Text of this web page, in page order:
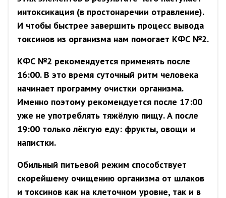
интоксикация (в простонаречии отравление).
И чтобы быстрее завершить процесс вывода
токсинов из организма нам помогает КФС №2.
КФС №2 рекомендуется применять после
16:00. В это время суточный ритм человека
начинает программу очистки организма.
Именно поэтому рекомендуется после 17:00
уже не употреблять тяжёлую пищу. А после
19:00 только лёкгую еду: фрукты, овощи и
напистки.
Обильный питьевой режим способствует
скорейшему очищению организма от шлаков
и токсинов как на клеточном уровне, так и в